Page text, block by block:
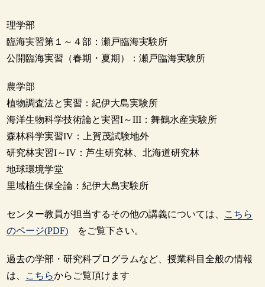
理学部
臨海実習第１～４部：瀬戸臨海実験所
公開臨海実習（春期・夏期）：瀬戸臨海実験所
農学部
植物調査法と実習：紀伊大島実験所
海洋生物科学技術論と実習I～III：舞鶴水産実験所
森林科学実習IV：上賀茂試験地外
研究林実習I～IV：芦生研究林、北海道研究林
地球環境学堂
里域植生保全論：紀伊大島実験所
センター教員が担当するその他の講義については、 こちら
のページ(PDF) をご覧下さい。
過去の学部・研究科プログラムなど、授業科目全般の情報
は、 こちらからご覧頂けます